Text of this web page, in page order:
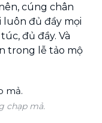
cúng chân
luôn đủ đầy mọi
đủ đầy. Và
trong lễ tảo mộ
chạp mả.